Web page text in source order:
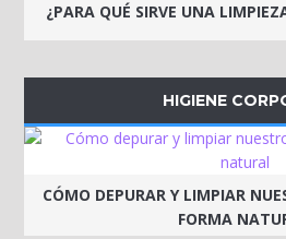
¿PARA QUÉ SIRVE UNA
HIGIENE
CÓMO DEPURAR Y LIMPIAR
FORMA